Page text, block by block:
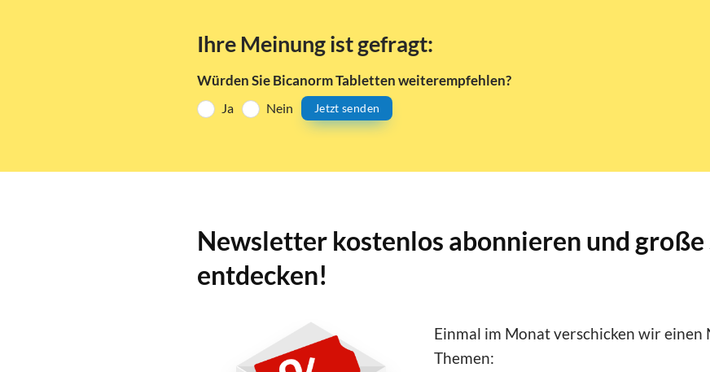
Ihre Meinung ist gefragt:
Würden Sie Bicanorm Tabletten weiterempfehlen?
Ja Nein Jetzt senden
Newsletter kostenlos abonnieren und
entdecken!
Einmal im Monat verschicken wir
Themen: